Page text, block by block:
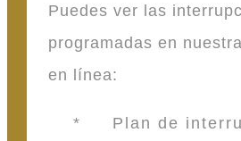
Puedes ver las
programadas en
en línea:
* Plan de